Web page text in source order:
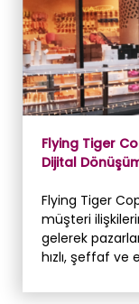
Flying Tiger
Dijital
Flying Tiger
müşteri
gelerek
hızlı, şeffaf ve